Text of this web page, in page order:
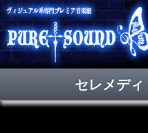
セレメディ